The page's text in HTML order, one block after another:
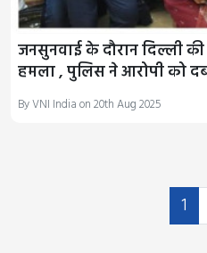
जनसुनवाई के दौरान दिल्ली
हमला , पुलिस ने आरोपी को
By VNI India on 20th Aug 2025
1